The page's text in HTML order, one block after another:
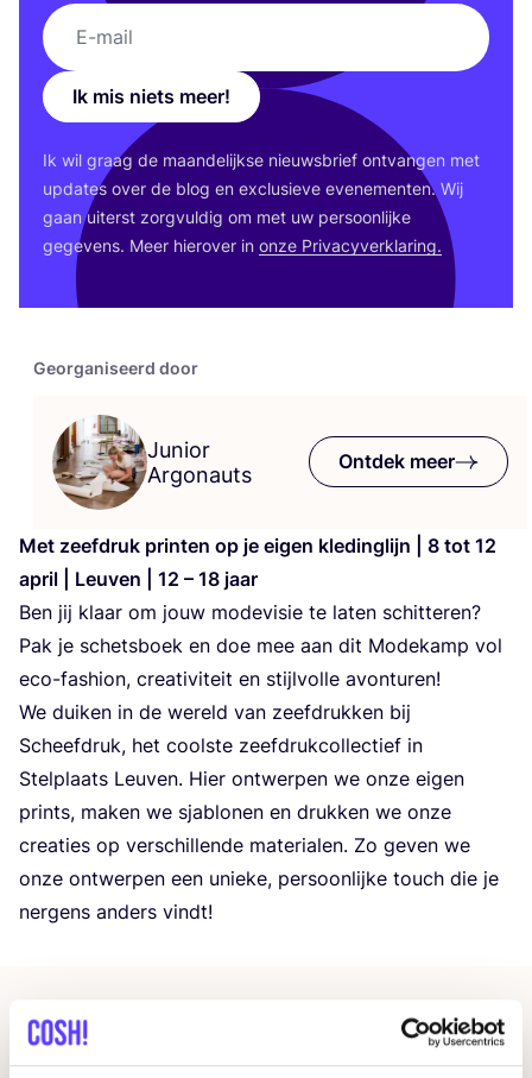
Georganiseerd door
Junior
Argonauts
Ontdek meer
Met zeef­druk prin­ten op je eigen kle­ding­lijn | 8 tot 12
april | Leu­ven | 12 – 18 jaar
Ben jij klaar om jouw mode­vi­sie te laten schit­te­ren?
Pak je schets­boek en doe mee aan dit Mode­kamp vol
eco-fas­hi­on, cre­a­ti­vi­teit en stijl­vol­le avonturen!
We dui­ken in de wereld van zeef­druk­ken bij
Scheef­druk, het coo­l­ste zeef­druk­col­lec­tief in
Stel­plaats Leu­ven. Hier ont­wer­pen we onze eigen
prints, maken we sja­blo­nen en druk­ken we onze
cre­a­ties op ver­schil­len­de mate­ri­a­len. Zo geven we
onze ont­wer­pen een unie­ke, per­soon­lij­ke touch die je
ner­gens anders vindt!
Ik mis niets meer!
Ik wil graag de maan­de­lijk­se nieuws­brief ont­van­gen met
upda­tes over de blog en exclu­sie­ve eve­ne­men­ten. Wij
gaan uiterst zorg­vul­dig om met uw per­soon­lij­ke
gege­vens. Meer hier­over in onze Pri­va­cy­ver­kla­ring.
Gerelateerde evenementen